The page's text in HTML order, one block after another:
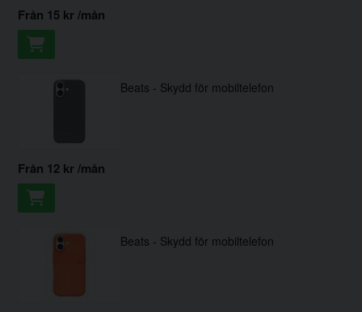
från 15 kr /mån
Beats - Skydd för mobiltelefon
från 12 kr /mån
Beats - Skydd för mobiltelefon